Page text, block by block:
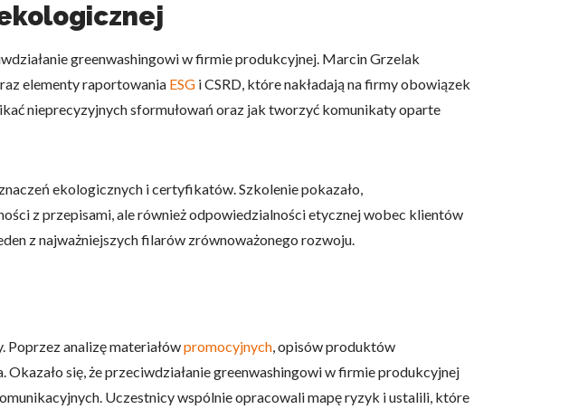
greenwashingowi w firmie produkcyjnej. Marcin Grzelak
elementy raportowania ESG i CSRD, które nakładają na firmy obowiązek
nieprecyzyjnych sformułowań oraz jak tworzyć komunikaty oparte
ekologicznych i certyfikatów. Szkolenie pokazało,
z przepisami, ale również odpowiedzialności etycznej wobec klientów
z najważniejszych filarów zrównoważonego rozwoju.
analizę materiałówpromocyjnych, opisów produktów
się, że przeciwdziałanie greenwashingowi w firmie produkcyjnej
Uczestnicy wspólnie opracowali mapę ryzyk i ustalili, które
funkcje społecznościowe i analizować ruch w
partnerom społecznościowym, reklamowym i